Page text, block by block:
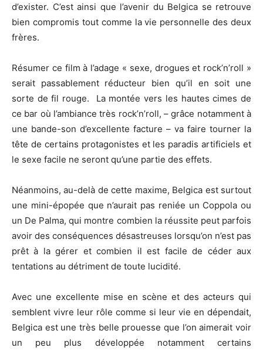
d’exister. C’est ainsi que l’avenir du Belgica se retrouve
bien compromis tout comme la vie personnelle des deux
frères.
Résumer ce film à l’adage « sexe, drogues et rock’n’roll »
serait passablement réducteur bien qu’il en soit une
sorte de fil rouge. La montée vers les hautes cimes de
ce bar où l’ambiance très rock’n’roll, – grâce notamment à
une bande-son d’excellente facture – va faire tourner la
tête de certains protagonistes et les paradis artificiels et
le sexe facile ne seront qu’une partie des effets.
Néanmoins, au-delà de cette maxime, Belgica est surtout
une mini-épopée que n’aurait pas reniée un Coppola ou
un De Palma, qui montre combien la réussite peut parfois
avoir des conséquences désastreuses lorsqu’on n’est pas
prêt à la gérer et combien il est facile de céder aux
tentations au détriment de toute lucidité.
Avec une excellente mise en scène et des acteurs qui
semblent vivre leur rôle comme si leur vie en dépendait,
Belgica est une très belle prouesse que l’on aimerait voir
un peu plus développée notamment certains